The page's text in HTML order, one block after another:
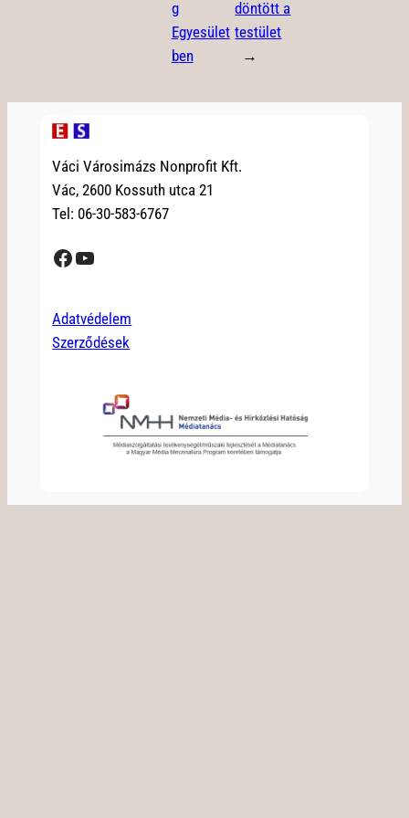
g
Egyesület
ben
döntött a
testület
→
Váci Városimázs Nonprofit Kft.
Vác, 2600 Kossuth utca 21
Tel: 06-30-583-6767
Facebook YouTube
Adatvédelem
Szerződések